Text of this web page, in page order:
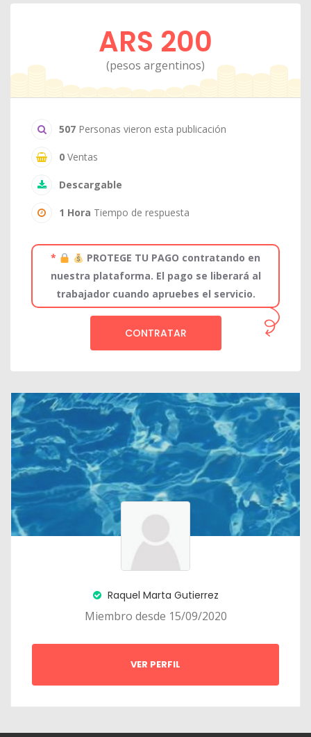
ARS 200
(pesos argentinos)
507 Personas vieron esta publicación
0 Ventas
Descargable
1 Hora Tiempo de respuesta
*
PROTEGE TU PAGO contratando en
nuestra plataforma. El pago se liberará al
trabajador cuando apruebes el servicio.
CONTRATAR
Raquel Marta Gutierrez
Miembro desde 15/09/2020
VER PERFIL